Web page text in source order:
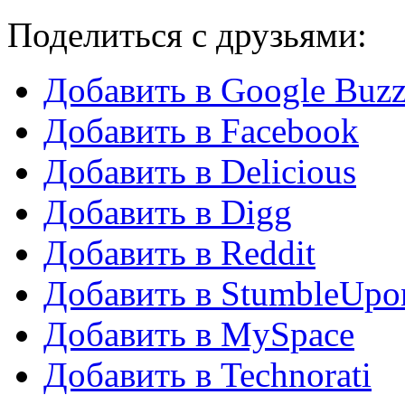
Поделиться с друзьями:
Добавить в Google
Добавить в Facebook
Добавить в Delicious
Добавить в Digg
Добавить в Reddit
Добавить в
Добавить в MySpace
Добавить в Technorati